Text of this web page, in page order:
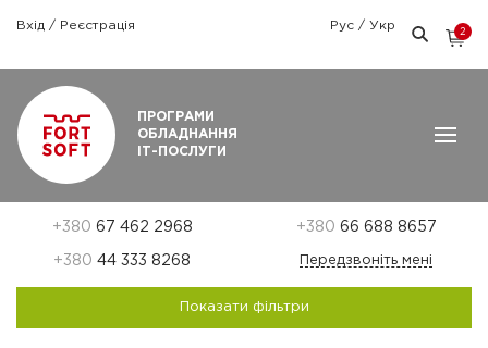
Вхід / Реєстрація Рус / Укр
2
ПРОГРАМИ
ОБЛАДНАННЯ
ІТ-ПОСЛУГИ
+380 67 462 2968 +380 66 688 8657
+380 44 333 8268 Передзвоніть мені
Показати фільтри